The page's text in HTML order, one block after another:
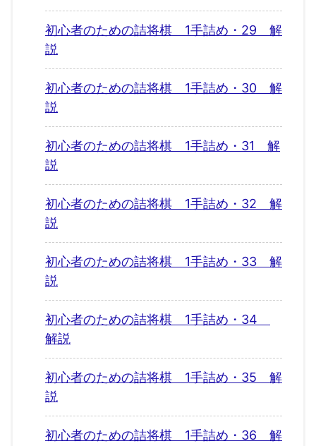
初心者のための詰将棋 1手詰め・29 解
説
初心者のための詰将棋 1手詰め・30 解
説
初心者のための詰将棋 1手詰め・31 解
説
初心者のための詰将棋 1手詰め・32 解
説
初心者のための詰将棋 1手詰め・33 解
説
初心者のための詰将棋 1手詰め・34
解説
初心者のための詰将棋 1手詰め・35 解
説
初心者のための詰将棋 1手詰め・36 解